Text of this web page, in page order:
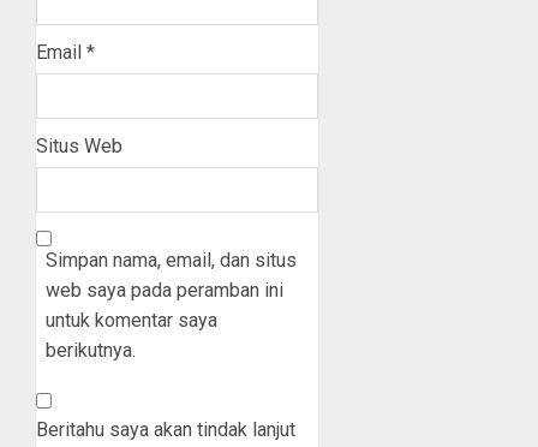
Email *
Situs Web
Simpan nama, email, dan situs
web saya pada peramban ini
untuk komentar saya
berikutnya.
Beritahu saya akan tindak lanjut